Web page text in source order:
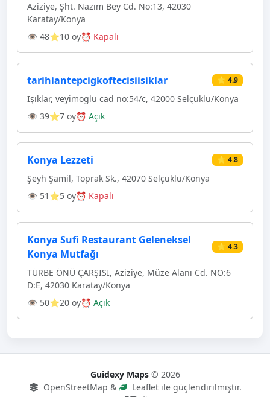
Aziziye, Şht. Nazım Bey Cd. No:13, 42030
Karatay/Konya
👁 48⭐10 oy⏰ Kapalı
tarihiantepcigkoftecisiisiklar ⭐ 4.9
Işıklar, veyimoglu cad no:54/c, 42000 Selçuklu/Konya
👁 39⭐7 oy⏰ Açık
Konya Lezzeti ⭐ 4.8
Şeyh Şamil, Toprak Sk., 42070 Selçuklu/Konya
👁 51 ⭐5 oy⏰ Kapalı
Konya Sufi Restaurant Geleneksel
Konya Mutfağı
⭐ 4.3
TÜRBE ÖNÜ ÇARŞISI, Aziziye, Müze Alanı Cd. NO:6
D:E, 42030 Karatay/Konya
👁 50⭐20 oy⏰ Açık
Guidexy Maps© 2026
OpenStreetMap &
Leaflet ile güçlendirilmiştir.